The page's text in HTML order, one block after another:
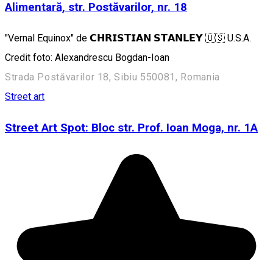
Alimentară, str. Postăvarilor, nr. 18
"Vernal Equinox" de 𝗖𝗛𝗥𝗜𝗦𝗧𝗜𝗔𝗡 𝗦𝗧𝗔𝗡𝗟𝗘𝗬 🇺🇸 U.S.A.
Credit foto: Alexandrescu Bogdan-Ioan
Strada Postăvarilor 18, Sibiu 550081, Romania
Street art
Street Art Spot: Bloc str. Prof. Ioan Moga, nr. 1A